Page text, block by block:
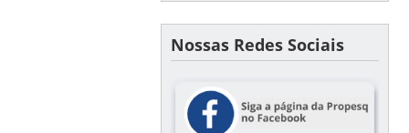
Nossas Redes Sociais